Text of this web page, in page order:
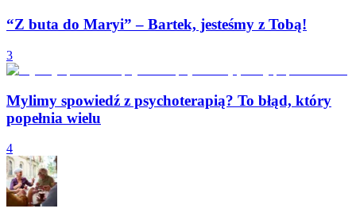
“Z buta do Maryi” – Bartek, jesteśmy z Tobą!
3
Mylimy spowiedź z psychoterapią? To błąd, który
popełnia wielu
4